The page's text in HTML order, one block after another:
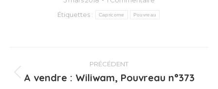
Étiquettes :
Capricorne Pouvreau
Navigation
article
PRÉCÉDENT
Article
A vendre : Wiliwam, Pouvreau n°373